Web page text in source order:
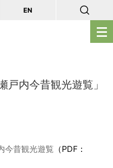
メ
ニ
を
EN
戸内今昔観光遊覧」
今昔観光遊覧 （PDF：